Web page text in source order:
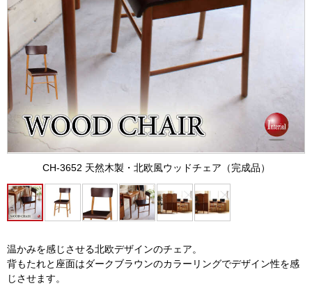
CH-3652 天然木製・北欧風ウッドチェア（完成品）
温かみを感じさせる北欧デザインのチェア。
背もたれと座面はダークブラウンのカラーリングでデザイン性を感
じさせます。